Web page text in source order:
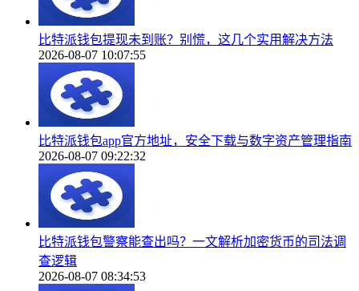
比特派钱包提现未到账？别慌，这几个实用解决方法
2026-08-07 10:07:55
比特派钱包app官方地址，安全下载与数字资产管理指南
2026-08-07 09:22:32
比特派钱包警察能查出吗？一文解析加密货币的司法调
查逻辑
2026-08-07 08:34:53